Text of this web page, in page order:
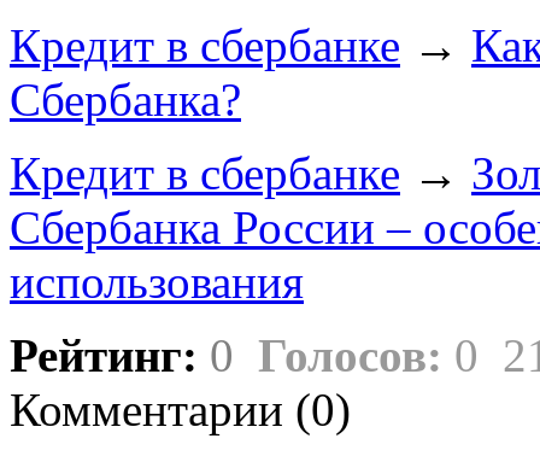
Кредит в сбербанке →
Сбербанка?
Кредит в сбербанке →
Сбербанка России –
использования
Рейтинг: 0 Голосов: 0
Комментарии (0)